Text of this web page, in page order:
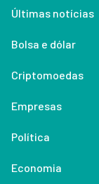
Últimas notícias
Bolsa e dólar
Criptomoedas
Empresas
Política
Economia